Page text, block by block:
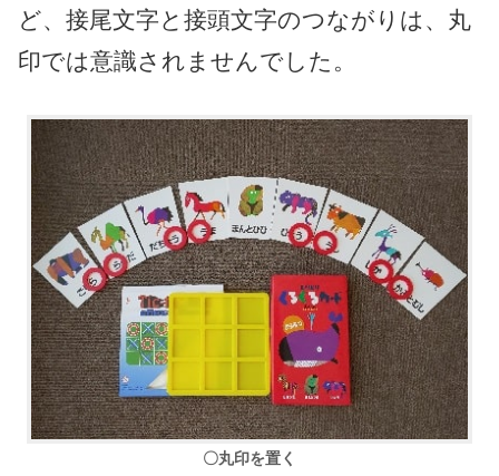
ど、接尾文字と接頭文字のつながりは、丸
印では意識されませんでした。
〇丸印を置く